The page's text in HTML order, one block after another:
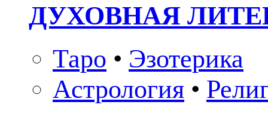
ДУХОВНАЯ
Таро • Эзотерика
Астрология •